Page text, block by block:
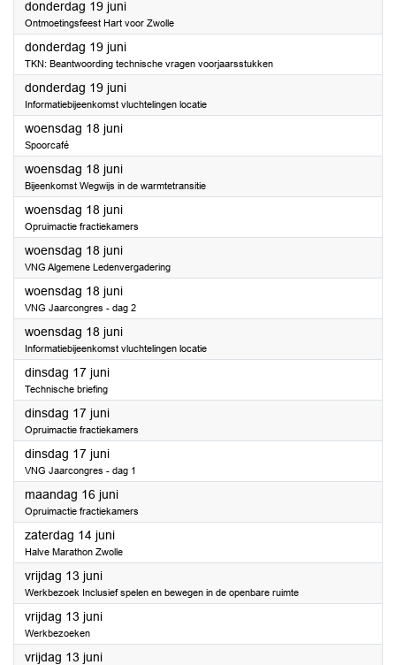
donderdag 19 juni2025
Ontmoetingsfeest Hart voor Zwolle
donderdag 19 juni2025
TKN: Beantwoording technische vragen voorjaarsstukken
donderdag 19 juni2025
Informatiebijeenkomst vluchtelingen locatie
woensdag 18 juni2025
Spoorcafé
woensdag 18 juni2025
Bijeenkomst Wegwijs in de warmtetransitie
woensdag 18 juni2025
Opruimactie fractiekamers
woensdag 18 juni2025
VNG Algemene Ledenvergadering
woensdag 18 juni2025
VNG Jaarcongres - dag 2
woensdag 18 juni2025
Informatiebijeenkomst vluchtelingen locatie
dinsdag 17 juni2025
Technische briefing
dinsdag 17 juni2025
Opruimactie fractiekamers
dinsdag 17 juni2025
VNG Jaarcongres - dag 1
maandag 16 juni2025
Opruimactie fractiekamers
zaterdag 14 juni2025
Halve Marathon Zwolle
vrijdag 13 juni2025
Werkbezoek Inclusief spelen en bewegen in de openbare ruimte
vrijdag 13 juni2025
Werkbezoeken
vrijdag 13 juni2025